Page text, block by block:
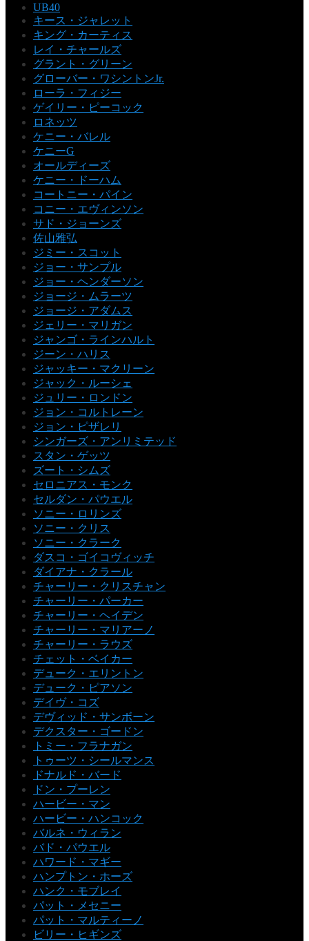
UB40
キース・ジャレット
キング・カーティス
レイ・チャールズ
グラント・グリーン
グローバー・ワシントンJr.
ローラ・フィジー
ゲイリー・ピーコック
ロネッツ
ケニー・バレル
ケニーG
オールディーズ
ケニー・ドーハム
コートニー・パイン
コニー・エヴィンソン
サド・ジョーンズ
佐山雅弘
ジミー・スコット
ジョー・サンプル
ジョー・ヘンダーソン
ジョージ・ムラーツ
ジョージ・アダムス
ジェリー・マリガン
ジャンゴ・ラインハルト
ジーン・ハリス
ジャッキー・マクリーン
ジャック・ルーシェ
ジュリー・ロンドン
ジョン・コルトレーン
ジョン・ピザレリ
シンガーズ・アンリミテッド
スタン・ゲッツ
ズート・シムズ
セロニアス・モンク
セルダン・パウエル
ソニー・ロリンズ
ソニー・クリス
ソニー・クラーク
ダスコ・ゴイコヴィッチ
ダイアナ・クラール
チャーリー・クリスチャン
チャーリー・パーカー
チャーリー・ヘイデン
チャーリー・マリアーノ
チャーリー・ラウズ
チェット・ベイカー
デューク・エリントン
デューク・ピアソン
デイヴ・コズ
デヴィッド・サンボーン
デクスター・ゴードン
トミー・フラナガン
トゥーツ・シールマンス
ドナルド・バード
ドン・プーレン
ハービー・マン
ハービー・ハンコック
バルネ・ウィラン
バド・パウエル
ハワード・マギー
ハンプトン・ホーズ
ハンク・モブレイ
パット・メセニー
パット・マルティーノ
ビリー・ヒギンズ